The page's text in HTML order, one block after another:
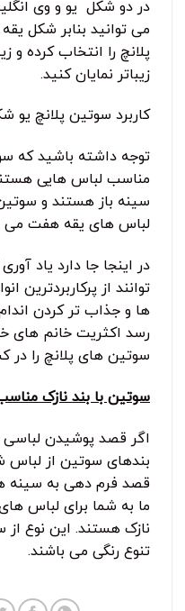
در دو شکل یو و وی
می توانید بنابر شکل
پلانچ را انتخاب کرده و
زیباتر نمایان کنید.
کاربرد سوتین پلانچ
توجه داشته باشید که
مناسب لباس هایی
سینه باز هستند و
لباس های یقه هفت می
در اینجا جا دارد یاد
توانند از پرکاربردترین
ها و جذاب تر کردن
رسد اکثریت خانم های
سوتین های پلانچ را در
سوتین با بند نازک
اگر قصد پوشیدن
بندهای سوتین از لباس
قصد فرم دهی به سینه
ما به شما برای لباس
نازک هستند. این نوع از
تنوع رنگی می باشند.